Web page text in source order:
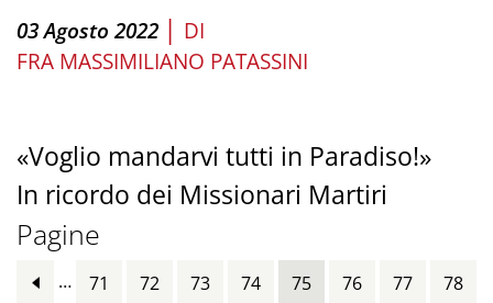
03 Agosto 2022 | DI
FRA MASSIMILIANO PATASSINI
«Voglio mandarvi tutti in Paradiso!»
In ricordo dei Missionari Martiri
Pagine
… 71 72 73 74 75 76 77
78